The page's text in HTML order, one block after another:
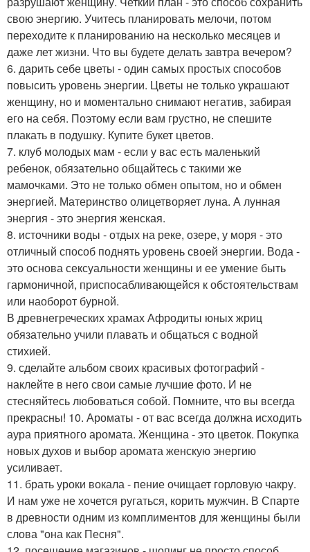
свою энергию. Учитесь планировать мелочи, потом
переходите к планированию на несколько месяцев и
даже лет жизни. Что вы будете делать завтра вечером?
6. дарить себе цветы - один самых простых способов
повысить уровень энергии. Цветы не только украшают
женщину, но и моментально снимают негатив, забирая
его на себя. Поэтому если вам грустно, не спешите
плакать в подушку. Купите букет цветов.
7. клуб молодых мам - если у вас есть маленький
ребенок, обязательно общайтесь с такими же
мамочками. Это не только обмен опытом, но и обмен
энергией. Материнство олицетворяет луна. А лунная
энергия - это энергия женская.
8. источники воды - отдых на реке, озере, у моря - это
отличный способ поднять уровень своей энергии. Вода -
это основа сексуальности женщины и ее умение быть
гармоничной, приспосабливающейся к обстоятельствам
или наоборот бурной.
В древнегреческих храмах Афродиты юных жриц
обязательно учили плавать и общаться с водной
стихией.
9. сделайте альбом своих красивых фотографий -
наклейте в него свои самые лучшие фото. И не
стесняйтесь любоваться собой. Помните, что вы всегда
прекрасны! 10. Ароматы - от вас всегда должна исходить
аура приятного аромата. Женщина - это цветок. Покупка
новых духов и выбор аромата женскую энергию
усиливает.
11. брать уроки вокала - пение очищает горловую чакру.
И нам уже не хочется ругаться, корить мужчин. В Спарте
в древности одним из комплиментов для женщины были
слова "она как Песня".